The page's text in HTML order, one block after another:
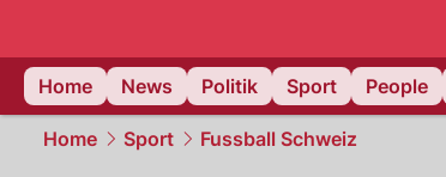
Home
News Politik Sport People
Home Sport Fussball Schweiz